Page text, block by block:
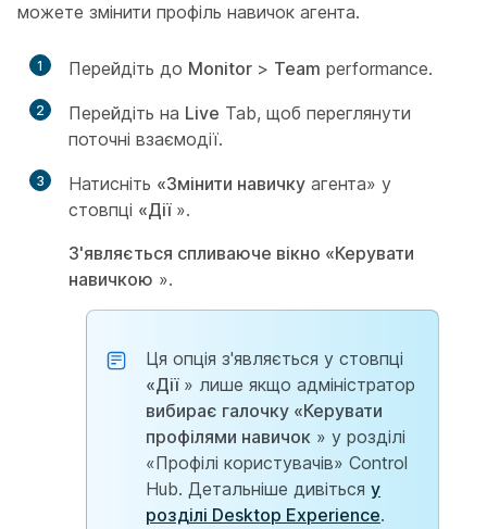
можете змінити профіль навичок агента.
1 Перейдіть до Monitor > Team performance.
2 Перейдіть на Live Tab, щоб переглянути
поточні взаємодії.
3 Натисніть «Змінити навичку агента» у
стовпці «Дії».
З'являється спливаюче вікно «Керувати
навичкою ».
Ця опція з'являється у стовпці
«Дії» лише якщо адміністратор
вибирає галочку «Керувати
профілями навичок » у розділі
«Профілі користувачів» Control
Hub. Детальніше дивіться у
розділі Desktop Experience.